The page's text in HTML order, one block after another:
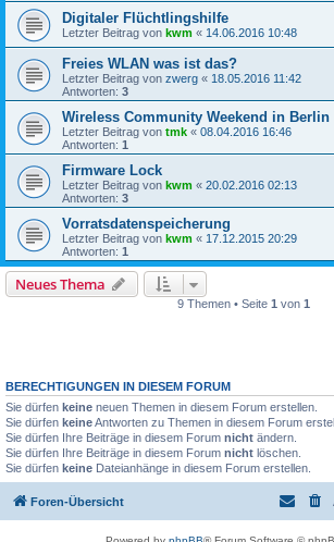
Digitaler Flüchtlingshilfe
Letzter Beitrag von kwm « 14.06.2016 10:48
Freies WLAN was ist das?
Letzter Beitrag von zwerg « 18.05.2016 11:42
Antworten: 3
Wireless Community Weekend in Berlin
Letzter Beitrag von tmk « 08.04.2016 16:46
Antworten: 1
Firmware Lock
Letzter Beitrag von kwm « 20.02.2016 02:13
Antworten: 3
Vorratsdatenspeicherung
Letzter Beitrag von kwm « 17.12.2015 20:29
Antworten: 1
Neues Thema
9 Themen • Seite 1 von 1
BERECHTIGUNGEN IN DIESEM FORUM
Sie dürfen keine neuen Themen in diesem Forum erstellen.
Sie dürfen keineAntworten zu Themen in diesem Forum
Sie dürfen Ihre Beiträge in diesem Forum nicht ändern.
Sie dürfen Ihre Beiträge in diesem Forum nicht löschen.
Sie dürfen keine Dateianhänge in diesem Forum erstellen.
Foren-Übersicht